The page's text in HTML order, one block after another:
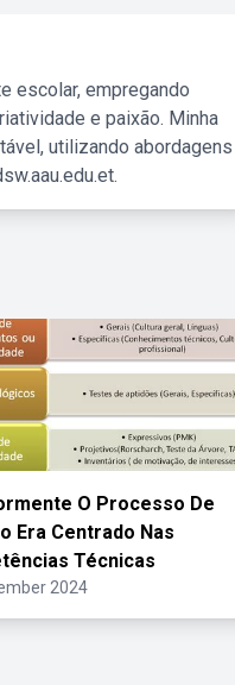
escolar, empregando
e paixão. Minha
utilizando abordagens
O Processo De
Era Centrado Nas
Técnicas
2024